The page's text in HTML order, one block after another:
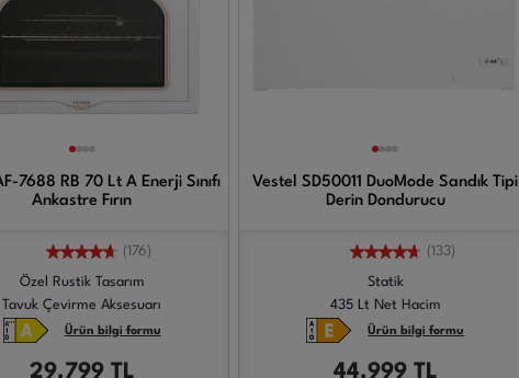
7688 RB 70 Lt A Enerji Sınıfı
Ankastre Fırın
(176)
Özel Rustik Tasarım
Tavuk Çevirme Aksesuarı
Ürün bilgi formu
29.799 TL
Vestel SD50011 DuoMode Sandık Tipi
Derin Dondurucu
(133)
Statik
435 Lt Net Hacim
Ürün bilgi formu
44.999 TL